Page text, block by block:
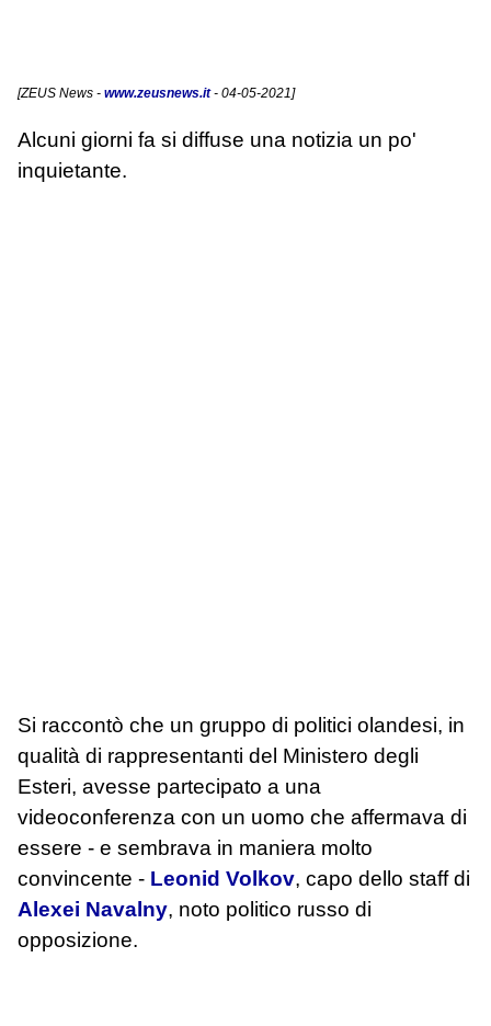
[ZEUS News - www.zeusnews.it- 04-05-2021]
Alcuni giorni fa si diffuse una notizia un po'
inquietante.
Si raccontò che un gruppo di politici olandesi, in
qualità di rappresentanti del Ministero degli
Esteri, avesse partecipato a una
videoconferenza con un uomo che affermava di
essere - e sembrava in maniera molto
convincente - Leonid Volkov, capo dello staff di
Alexei Navalny, noto politico russo di
opposizione.